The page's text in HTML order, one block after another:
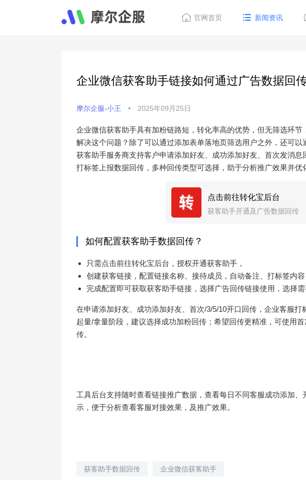
官网首页 新闻资讯
企业微信获客助手链接如何通过广告数据回
摩尔企服-小王 • 2025年09月25日
企业微信获客助手具有加粉链路短，转化率高的优势，但无筛选环
解决这个问题？除了可以通过添加表单落地页筛选用户之外，还可
获客助手服务商支持客户申请添加好友、成功添加好友、首次发消
打标签上报数据回传，多种回传类型可选择，助于分析推广效果并优
点击前往转化宝后台
获客助手开通及广告数据回传
如何配置获客助手数据回传？
只需点击前往转化宝后台，授权开通获客助手，
创建获客链接，配置链接名称、接待成员，自动备注、打标签内
完成配置即可获取获客助手链接，选择广告回传链接使用，选择
在申请添加好友、成功添加好友、首次/3/5/10开口回传，企业客服
起量/拿量阶段，建议选择成功加粉回传；希望回传更精准，可使用
传。
工具后台支持随时查看链接推广数据，查看每日不同客服成功添加
示，便于分析查看客服对接效果，及推广效果。
获客助手数据回传 企业微信获客助手